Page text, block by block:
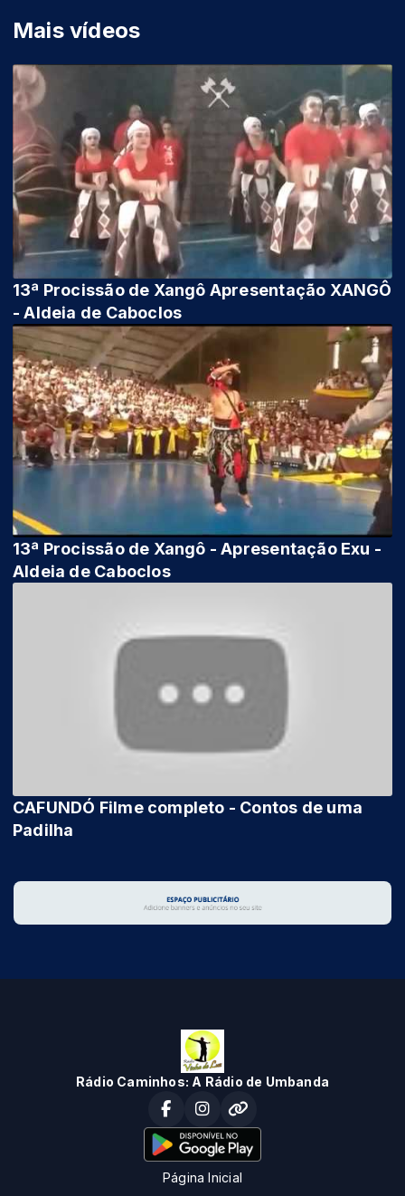
Mais vídeos
13ª Procissão de Xangô Apresentação XANGÔ
- Aldeia de Caboclos
13ª Procissão de Xangô - Apresentação Exu -
Aldeia de Caboclos
CAFUNDÓ Filme completo - Contos de uma
Padilha
Rádio Caminhos: A Rádio de Umbanda
Página Inicial